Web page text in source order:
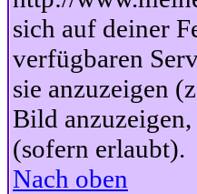
sich auf deiner
verfügbaren
sie anzuzeigen
Bild
(sofern erlaubt).
Nach oben